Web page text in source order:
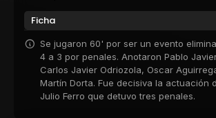
Ficha
Se jugaron 60' por ser un evento
4 a 3 por penales. Anotaron Pablo
Carlos Javier Odriozola, Oscar
Martín Dorta. Fue decisiva la actuación
Julio Ferro que detuvo tres penales.